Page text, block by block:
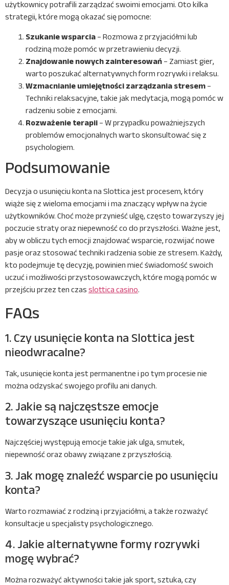
użytkownicy potrafili zarządzać swoimi emocjami. Oto kilka
strategii, które mogą okazać się pomocne:
Szukanie wsparcia – Rozmowa z przyjaciółmi lub
rodziną może pomóc w przetrawieniu decyzji.
Znajdowanie nowych zainteresowań – Zamiast gier,
warto poszukać alternatywnych form rozrywki i relaksu.
Wzmacnianie umiejętności zarządzania stresem –
Techniki relaksacyjne, takie jak medytacja, mogą pomóc w
radzeniu sobie z emocjami.
Rozważenie terapii – W przypadku poważniejszych
problemów emocjonalnych warto skonsultować się z
psychologiem.
Podsumowanie
Decyzja o usunięciu konta na Slottica jest procesem, który
wiąże się z wieloma emocjami i ma znaczący wpływ na życie
użytkowników. Choć może przynieść ulgę, często towarzyszy jej
poczucie straty oraz niepewność co do przyszłości. Ważne jest,
aby w obliczu tych emocji znajdować wsparcie, rozwijać nowe
pasje oraz stosować techniki radzenia sobie ze stresem. Każdy,
kto podejmuje tę decyzję, powinien mieć świadomość swoich
uczuć i możliwości przystosowawczych, które mogą pomóc w
przejściu przez ten czas slottica casino.
FAQs
1. Czy usunięcie konta na Slottica jest
nieodwracalne?
Tak, usunięcie konta jest permanentne i po tym procesie nie
można odzyskać swojego profilu ani danych.
2. Jakie są najczęstsze emocje
towarzyszące usunięciu konta?
Najczęściej występują emocje takie jak ulga, smutek,
niepewność oraz obawy związane z przyszłością.
3. Jak mogę znaleźć wsparcie po usunięciu
konta?
Warto rozmawiać z rodziną i przyjaciółmi, a także rozważyć
konsultacje u specjalisty psychologicznego.
4. Jakie alternatywne formy rozrywki
mogę wybrać?
Można rozważyć aktywności takie jak sport, sztuka, czy